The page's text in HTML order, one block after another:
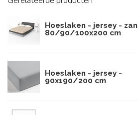
Hoeslaken - jersey -
80/90/100x200 cm
Hoeslaken - jersey -
90x190/200 cm